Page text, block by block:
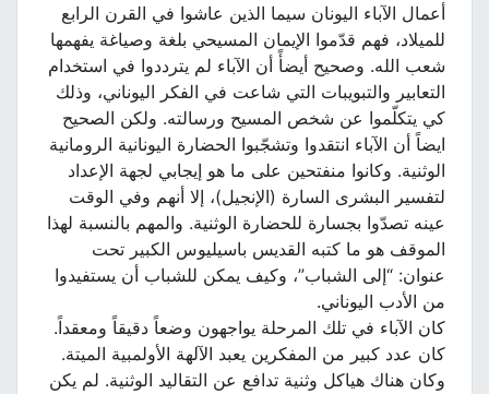
أعمال الآباء اليونان سيما الذين عاشوا في القرن الرابع
للميلاد، فهم قدّموا الإيمان المسيحي بلغة وصياغة يفهمها
شعب الله. وصحيح أيضأً أن الآباء لم يترددوا في استخدام
التعابير والتبويبات التي شاعت في الفكر اليوناني، وذلك
كي يتكلّموا عن شخص المسيح ورسالته. ولكن الصحيح
ايضاً أن الآباء انتقدوا وتشجّبوا الحضارة اليونانية الرومانية
الوثنية. وكانوا منفتحين على ما هو إيجابي لجهة الإعداد
لتفسير البشرى السارة (الإنجيل)، إلا أنهم وفي الوقت
عينه تصدّوا بجسارة للحضارة الوثنية. والمهم بالنسبة لهذا
الموقف هو ما كتبه القديس باسيليوس الكبير تحت
عنوان: “إلى الشباب”، وكيف يمكن للشباب أن يستفيدوا
من الأدب اليوناني.
كان الآباء في تلك المرحلة يواجهون وضعاً دقيقاً ومعقداً.
كان عدد كبير من المفكرين يعبد الآلهة الأولمبية الميتة.
وكان هناك هياكل وثنية تدافع عن التقاليد الوثنية. لم يكن